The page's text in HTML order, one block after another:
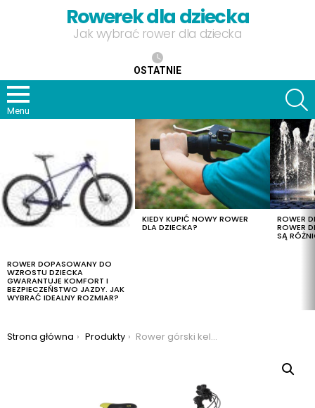
Rowerek dla dziecka
Jak wybrać rower dla dziecka
OSTATNIE
Menu
ROWER DOPASOWANY DO
WZROSTU DZIECKA
GWARANTUJE KOMFORT I
BEZPIECZEŃSTWO JAZDY. JAK
WYBRAĆ IDEALNY ROZMIAR?
KIEDY KUPIĆ NOWY ROWER
DLA DZIECKA?
ROWER
ROWER
SĄ
Jesteś tutaj:
Strona główna Produkty Rower górski kellys naga 80 2020